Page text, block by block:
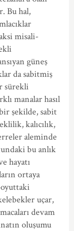
Bu hal,
misali-
güneş
da sabitmiş
sürekli
manalar hasıl
şekilde, sabit
kalıcılık,
aleminde
bu anlık
hayatı
ortaya
uçar,
devam
oluşumu